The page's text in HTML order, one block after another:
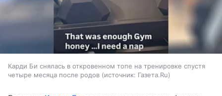
Карди Би снялась в откровенном топе на тренировке спустя
четыре месяца после родов
источник: Газета.Ru